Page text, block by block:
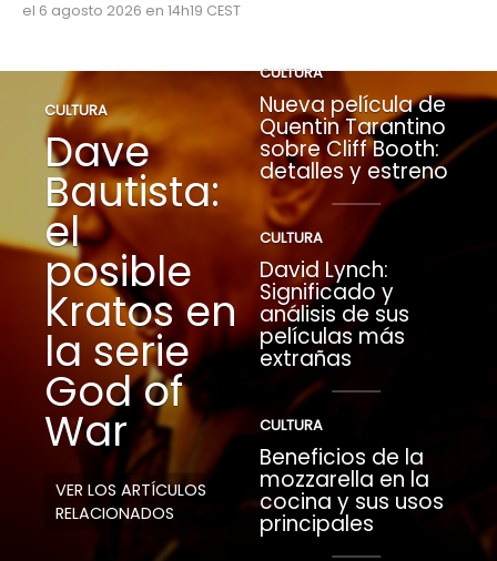
el 6 agosto 2026 en 14h19 CEST
CULTURA
Dave
Bautista:
el
posible
Kratos en
la serie
God of
War
VER LOS ARTÍCULOS
RELACIONADOS
CULTURA
Nueva película de
Quentin Tarantino
sobre Cliff Booth:
detalles y estreno
CULTURA
David Lynch:
Significado y
análisis de sus
películas más
extrañas
CULTURA
Beneficios de la
mozzarella en la
cocina y sus usos
principales